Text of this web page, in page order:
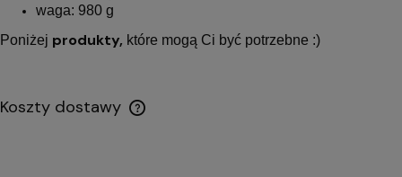
waga: 980 g
Poniżej produkty, które mogą Ci być potrzebne :)
Koszty dostawy